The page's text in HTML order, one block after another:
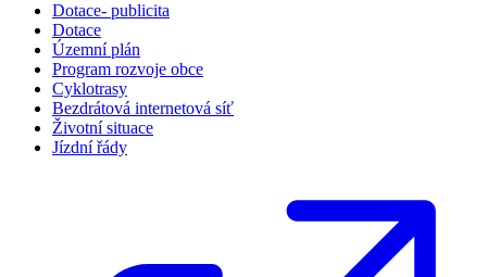
Dotace- publicita
Dotace
Územní plán
Program rozvoje obce
Cyklotrasy
Bezdrátová internetová síť
Životní situace
Jízdní řády